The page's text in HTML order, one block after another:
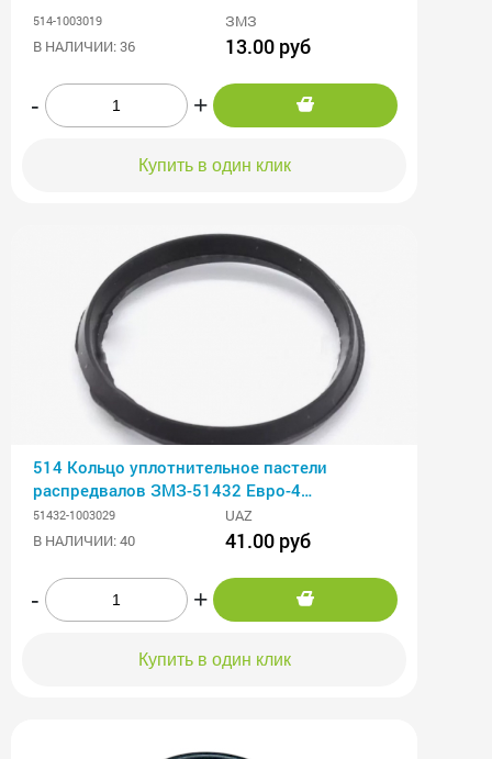
514-1003019
ЗМЗ
В НАЛИЧИИ: 36
13.00 руб
- +
Купить в один клик
514 Кольцо уплотнительное пастели
распредвалов ЗМЗ-51432 Евро-4
(уплотнитель кры
51432-1003029
UAZ
В НАЛИЧИИ: 40
41.00 руб
- +
Купить в один клик